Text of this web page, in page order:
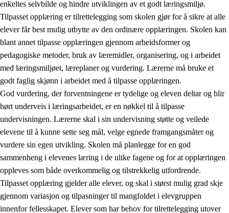
enkeltes selvbilde og hindre utviklingen av et godt læringsmiljø.
Tilpasset opplæring er tilrettelegging som skolen gjør for å sikre at alle
elever får best mulig utbytte av den ordinære opplæringen. Skolen kan
blant annet tilpasse opplæringen gjennom arbeidsformer og
pedagogiske metoder, bruk av læremidler, organisering, og i arbeidet
med læringsmiljøet, læreplaner og vurdering. Lærerne må bruke et
godt faglig skjønn i arbeidet med å tilpasse opplæringen.
God vurdering, der forventningene er tydelige og eleven deltar og blir
hørt underveis i læringsarbeidet, er en nøkkel til å tilpasse
undervisningen. Lærerne skal i sin undervisning støtte og veilede
elevene til å kunne sette seg mål, velge egnede framgangsmåter og
vurdere sin egen utvikling. Skolen må planlegge for en god
sammenheng i elevenes læring i de ulike fagene og for at opplæringen
oppleves som både overkommelig og tilstrekkelig utfordrende.
Tilpasset opplæring gjelder alle elever, og skal i størst mulig grad skje
gjennom variasjon og tilpasninger til mangfoldet i elevgruppen
innenfor fellesskapet. Elever som har behov for tilrettelegging utover